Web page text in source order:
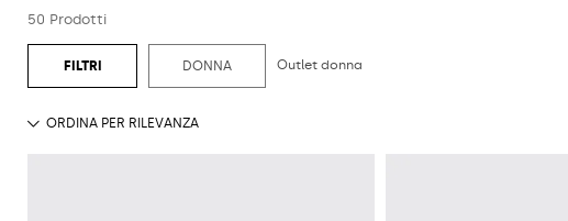
Tra gli articoli di punta del brand, troviamo i
la filosofia del brand di valorizzare la semplicità funzionale arricchita da un tocco di
uno stile raffinato ma pratico, ideale per il dinamismo della vita quotidiana.
contemporanee. L'approccio di Hereu alla moda lenta e sostenibile si manifesta
50 Prodotti
DONNA Outlet donna